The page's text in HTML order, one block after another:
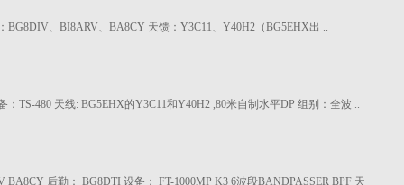
、BI8ARV、BA8CY 天馈：Y3C11、Y40H2（BG5EHX出 ..
TS-480 天线: BG5EHX的Y3C11和Y40H2 ,80米自制水平DP 组别：全波 ..
BA8CY 后勤： BG8DTI 设备： FT-1000MP K3 6波段BANDPASSER BPF 天